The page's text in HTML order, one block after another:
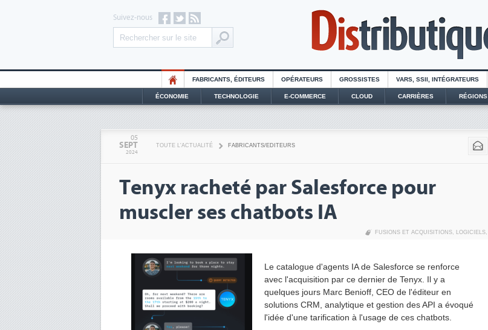
Suivez-nous
FABRICANTS, ÉDITEURS OPÉRATEURS GROSSISTES VARS, SSII, INTÉGRATEURS
ÉCONOMIE TECHNOLOGIE E-COMMERCE CLOUD CARRIÈRES RÉGIONS
05
SEPT
2024
TOUTE L'ACTUALITÉ FABRICANTS/EDITEURS
Tenyx racheté par Salesforce pour
muscler ses chatbots IA
FUSIONS ET ACQUISITIONS, LOGICIELS,
Le catalogue d'agents IA de Salesforce se renforce
avec l'acquisition par ce dernier de Tenyx. Il y a
quelques jours Marc Benioff, CEO de l'éditeur en
solutions CRM, analytique et gestion des API a évoqué
l'idée d'une tarification à l'usage de ces chatbots.